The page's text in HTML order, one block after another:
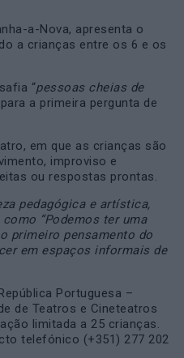
a-Nova, apresenta o
a crianças entre os 6 e os
“pessoas cheias de
a primeira pergunta de
em que as crianças são
improviso e
ou respostas prontas.
pedagógica e artística,
“Podemos ter uma
primeiro pensamento do
em espaços informais de
Portuguesa –
de Teatros e Cineteatros
limitada a 25 crianças.
telefónico (+351) 277 202